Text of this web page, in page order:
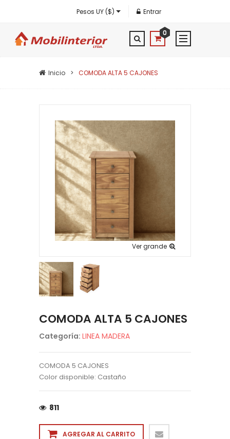
Pesos UY ($) Entrar
0
Inicio COMODA ALTA 5 CAJONES
Ver grande
COMODA ALTA 5 CAJONES
Categoría: LINEA MADERA
COMODA 5 CAJONES
Color disponible: Castaño
811
AGREGAR AL CARRITO